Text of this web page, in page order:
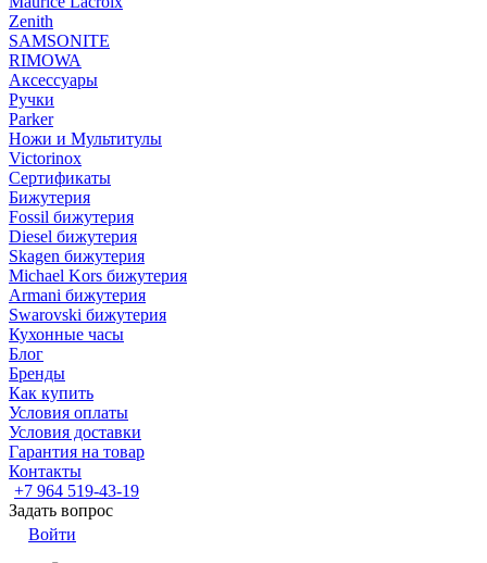
Zenith
SAMSONITE
RIMOWA
Аксессуары
Ручки
Parker
Ножи и Мультитулы
Victorinox
Сертификаты
Бижутерия
Fossil бижутерия
Diesel бижутерия
Skagen бижутерия
Michael Kors бижутерия
Armani бижутерия
Swarovski бижутерия
Кухонные часы
Блог
Бренды
Как купить
Условия оплаты
Условия доставки
Гарантия на товар
Контакты
+7 964 519-43-19
Задать вопрос
Войти